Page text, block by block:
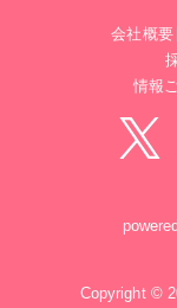
会社概要
情報
Copyright ©